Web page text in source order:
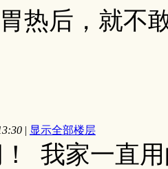
热后，就不
| 显示全部楼层
我家一直